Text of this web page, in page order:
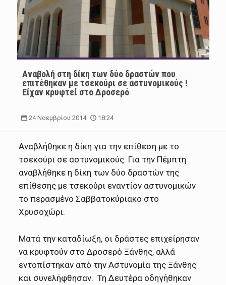
Αναβολή στη δίκη των δύο δραστών που
επιτέθηκαν με τσεκούρι σε αστυνομικούς !
Είχαν κρυφτεί στο Δροσερό
24 Νοεμβρίου 2014 18:24
Αναβλήθηκε η δίκη για την επίθεση με το
τσεκούρι σε αστυνομικούς. Για την Πέμπτη
αναβλήθηκε η δίκη των δύο δραστών της
επίθεσης με τσεκούρι εναντίον αστυνομικών
το περασμένο Σαββατοκύριακο στο
Χρυσοχώρι.
Ματά την καταδίωξη, οι δράστες επιχείρησαν
να κρυφτούν στο Δροσερό Ξάνθης, αλλά
εντοπίστηκαν από την Αστυνομία της Ξάνθης
και συνελήφθησαν. Τη Δευτέρα οδηγήθηκαν